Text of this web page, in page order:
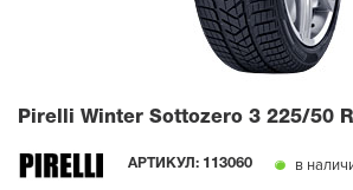
Pirelli Winter Sottozero 3 225/50
АРТИКУЛ: 113060 в